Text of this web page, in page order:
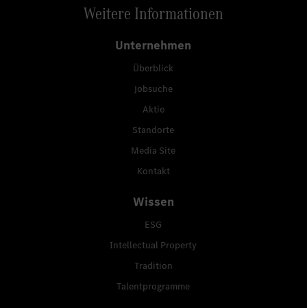
Weitere Informationen
Unternehmen
Überblick
Jobsuche
Aktie
Standorte
Media Site
Kontakt
Wissen
ESG
Intellectual Property
Tradition
Talentprogramme